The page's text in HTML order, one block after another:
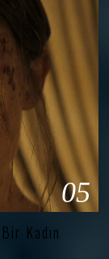
05
Kadın